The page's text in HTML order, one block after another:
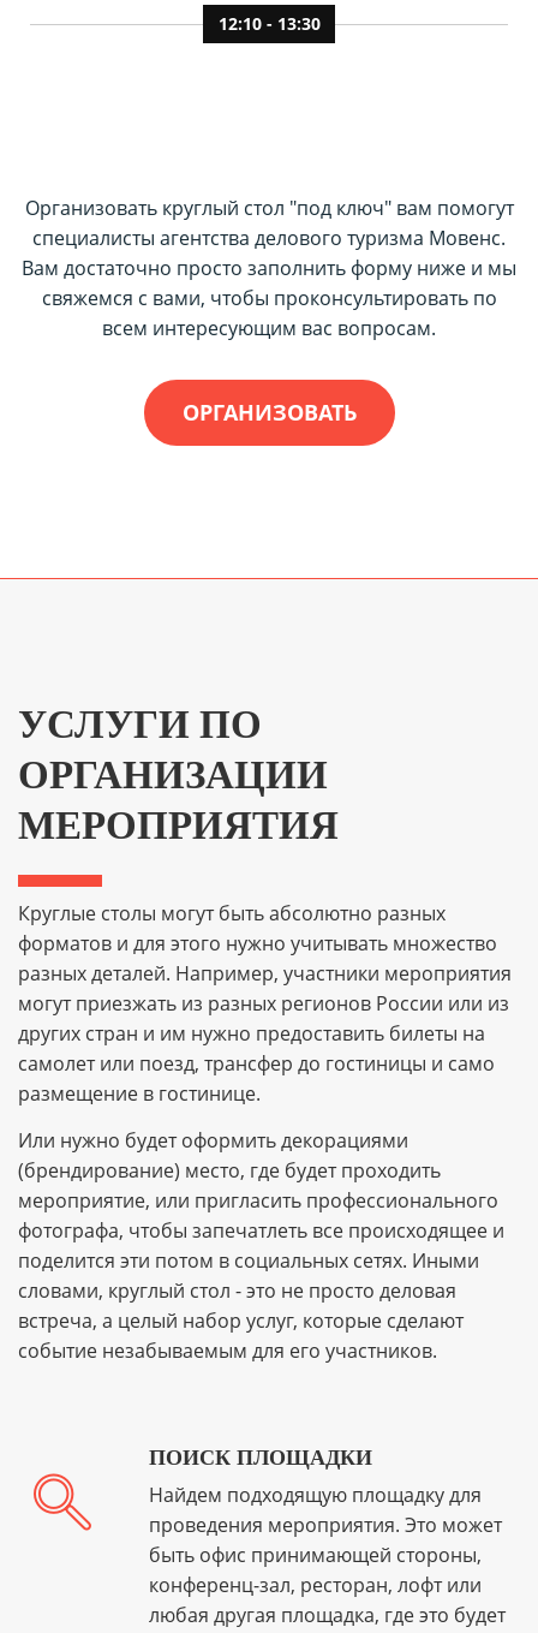
12:10 - 13:30
Организовать круглый стол "под ключ" вам помогут
специалисты агентства делового туризма Мовенс.
Вам достаточно просто заполнить форму ниже и мы
свяжемся с вами, чтобы проконсультировать по
всем интересующим вас вопросам.
ОРГАНИЗОВАТЬ
УСЛУГИ ПО
ОРГАНИЗАЦИИ
МЕРОПРИЯТИЯ
Круглые столы могут быть абсолютно разных
форматов и для этого нужно учитывать множество
разных деталей. Например, участники мероприятия
могут приезжать из разных регионов России или из
других стран и им нужно предоставить билеты на
самолет или поезд, трансфер до гостиницы и само
размещение в гостинице.
Или нужно будет оформить декорациями
(брендирование) место, где будет проходить
мероприятие, или пригласить профессионального
фотографа, чтобы запечатлеть все происходящее и
поделится эти потом в социальных сетях. Иными
словами, круглый стол - это не просто деловая
встреча, а целый набор услуг, которые сделают
событие незабываемым для его участников.
ПОИСК ПЛОЩАДКИ
Найдем подходящую площадку для
проведения мероприятия. Это может
быть офис принимающей стороны,
конференц-зал, ресторан, лофт или
любая другая площадка, где это будет